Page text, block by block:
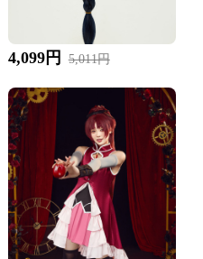
4,099円 5,011円